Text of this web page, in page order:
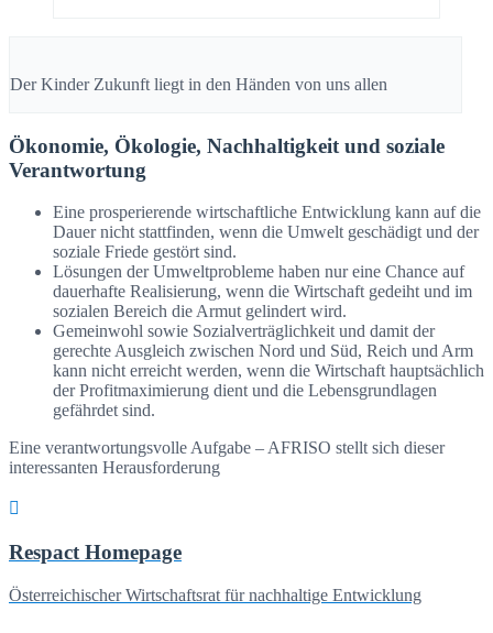
Der Kinder Zukunft liegt in den Händen von uns allen
Ökonomie, Ökologie, Nachhaltigkeit und soziale
Verantwortung
Eine prosperierende wirtschaftliche Entwicklung kann auf die
Dauer nicht stattfinden, wenn die Umwelt geschädigt und der
soziale Friede gestört sind.
Lösungen der Umweltprobleme haben nur eine Chance auf
dauerhafte Realisierung, wenn die Wirtschaft gedeiht und im
sozialen Bereich die Armut gelindert wird.
Gemeinwohl sowie Sozialverträglichkeit und damit der
gerechte Ausgleich zwischen Nord und Süd, Reich und Arm
kann nicht erreicht werden, wenn die Wirtschaft hauptsächlich
der Profitmaximierung dient und die Lebensgrundlagen
gefährdet sind.
Eine verantwortungsvolle Aufgabe – AFRISO stellt sich dieser
interessanten Herausforderung
Respact Homepage
Österreichischer Wirtschaftsrat für nachhaltige Entwicklung